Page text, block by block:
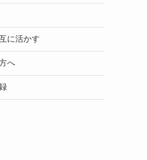
に活かす
へ